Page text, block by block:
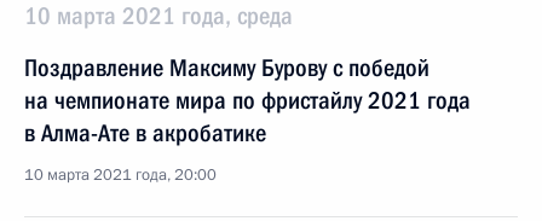
10 марта 2021 года, среда
Поздравление Максиму Бурову с победой
на чемпионате мира по фристайлу 2021 года
в Алма-Ате в акробатике
10 марта 2021 года, 20:00